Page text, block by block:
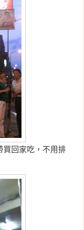
買回家吃，不用排